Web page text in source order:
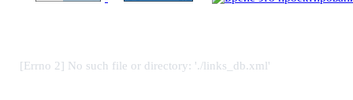
[Errno 2] No such file or directory: './links_db.xml'